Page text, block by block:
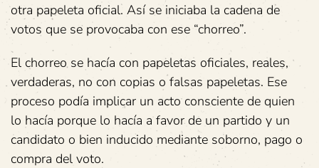
otra papeleta oficial. Así se iniciaba la cadena de
votos que se provocaba con ese “chorreo”.
El chorreo se hacía con papeletas oficiales, reales,
verdaderas, no con copias o falsas papeletas. Ese
proceso podía implicar un acto consciente de quien
lo hacía porque lo hacía a favor de un partido y un
candidato o bien inducido mediante soborno, pago o
compra del voto.